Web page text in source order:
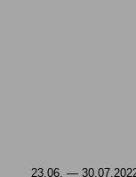
23.06. —